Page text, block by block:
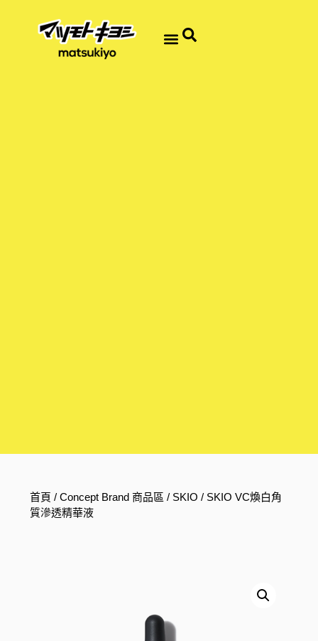
首頁 /Concept Brand 商品區 / SKIO / SKIO VC煥白角
質滲透精華液